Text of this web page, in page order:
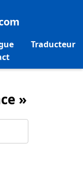
Traducteur
»